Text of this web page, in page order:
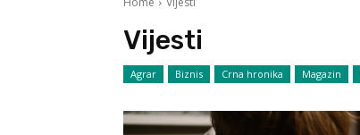
Vijesti
Agrar Biznis Crna hronika Magazin